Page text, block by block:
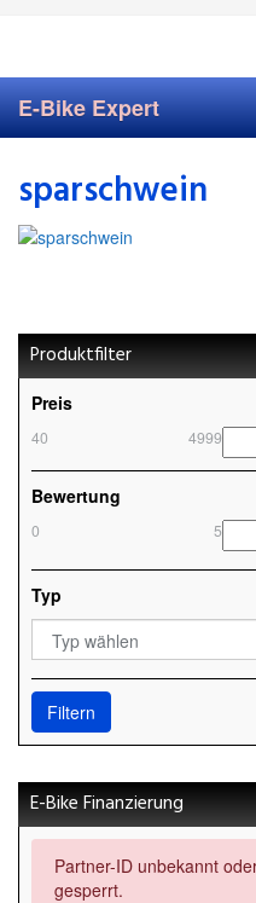
content
E-Bike Expert
sparschwein
Produktfilter
Preis
40 4999
Bewertung
0 5
Typ
Filtern
E-Bike Finanzierung
Partner-ID unbekannt
gesperrt.